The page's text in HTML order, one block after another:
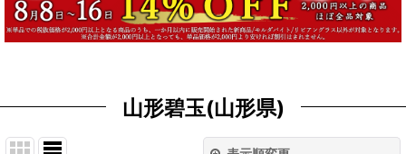
山形碧玉(山形県)